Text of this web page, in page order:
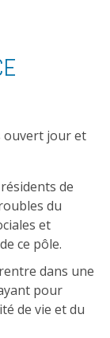
ouvert jour et
de
du
et
ce pôle.
dans une
pour
de vie et du